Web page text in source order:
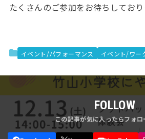
たくさんのご参加をお待ちしており
イベント/パフォーマンス イベント/ワー
FOLLOW